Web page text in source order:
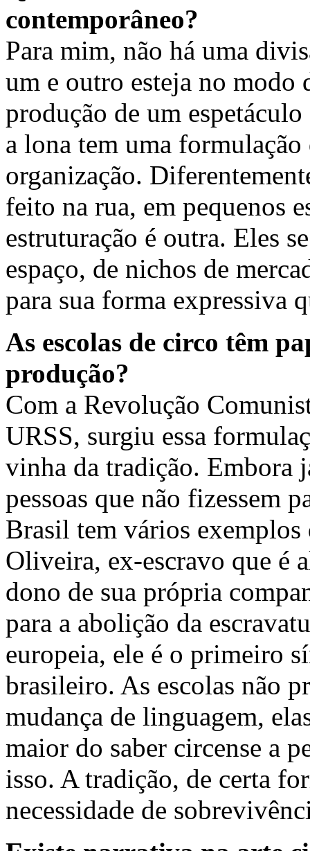
contemporâneo?
Para mim, não há uma
um e outro esteja no modo
produção de um espetáculo
a lona tem uma formulação
organização.
feito na rua, em pequenos
estruturação é outra. Eles
espaço, de nichos de
para sua forma expressiva
As escolas de circo têm
produção?
Com a Revolução
URSS, surgiu essa
vinha da tradição. Embora
pessoas que não fizessem
Brasil tem vários
Oliveira, ex-escravo que é
dono de sua própria
para a abolição da
europeia, ele é o primeiro
brasileiro. As escolas não
mudança de linguagem,
maior do saber circense a
isso. A tradição, de certa
necessidade de